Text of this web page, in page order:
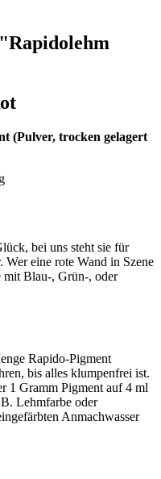
(Pulver, trocken gelagert
bei uns steht sie für
eine rote Wand in Szene
mit Blau-, Grün-, oder
Rapido-Pigment
bis alles klumpenfrei ist.
1 Gramm Pigment auf 4 ml
Lehmfarbe oder
Anmachwasser